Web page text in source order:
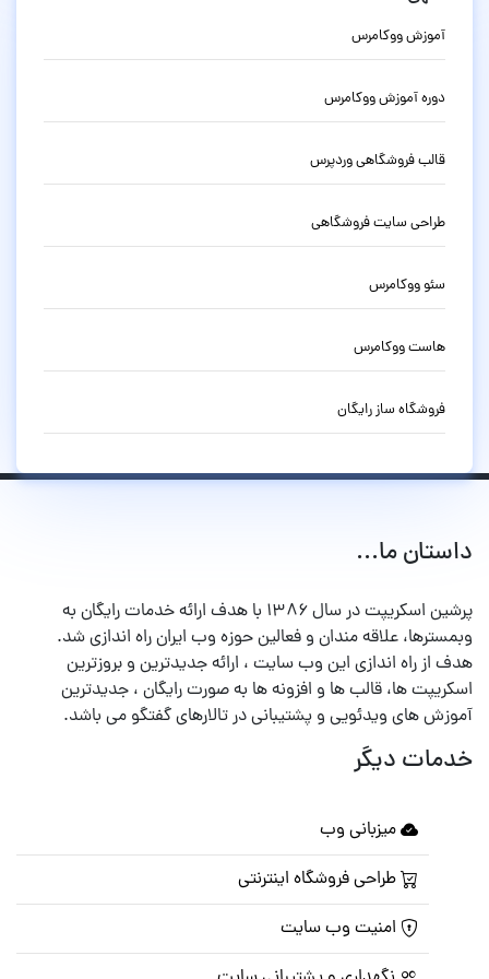
آموزش ووکامرس
دوره آموزش ووکامرس
قالب فروشگاهی وردپرس
طراحی سایت فروشگاهی
سئو ووکامرس
هاست ووکامرس
فروشگاه ساز رایگان
داستان ما...
پرشین اسکریپت در سال ۱۳۸۶ با هدف ارائه خدمات رایگان به
وبمسترها، علاقه مندان و فعالین حوزه وب ایران راه اندازی شد.
هدف از راه اندازی این وب سایت ، ارائه جدیدترین و بروزترین
اسکریپت ها، قالب ها و افزونه ها به صورت رایگان ، جدیدترین
آموزش های ویدئویی و پشتیبانی در تالارهای گفتگو می باشد.
خدمات دیگر
میزبانی وب
طراحی فروشگاه اینترنتی
امنیت وب سایت